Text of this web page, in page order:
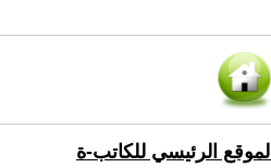
الموقع الرئيسي للكاتب-ة